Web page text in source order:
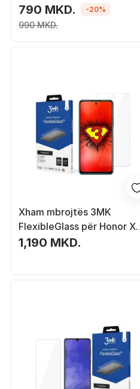
790 MKD.
990 MKD.
-20%
Xham mbrojtës 3MK
FlexibleGlass për Honor
Lite, transparent
1,190 MKD.